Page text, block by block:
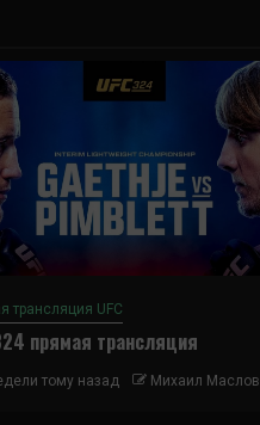
трансляция UFC
прямая трансляция
тому назад Михаил Маслов